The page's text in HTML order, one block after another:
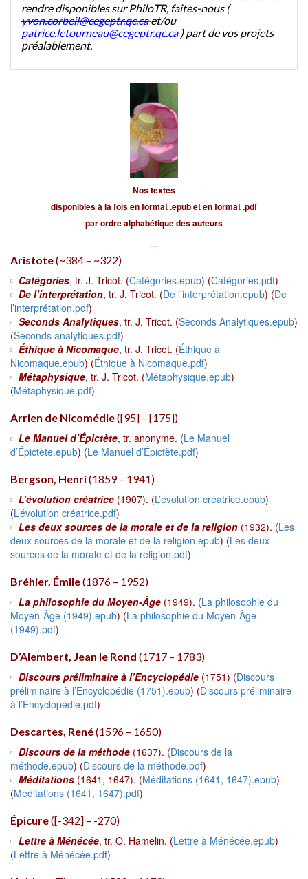
rendre disponibles sur PhiloTR, faites-nous (
yvon.corbeil@cegeptr.qc.ca et/ou
patrice.letourneau@cegeptr.qc.ca ) part de vos projets
préalablement.
Nos textes
disponibles à la fois en format .epub et en format .pdf
par ordre alphabétique des auteurs
Aristote(~384 – ~322)
Catégories, tr. J. Tricot. (Catégories.epub) (Catégories.pdf)
De l’interprétation, tr. J. Tricot. (De l’interprétation.epub) (De
l’interprétation.pdf)
Seconds Analytiques, tr. J. Tricot. (Seconds Analytiques.epub)
(Seconds analytiques.pdf)
Éthique à Nicomaque, tr. J. Tricot. (Éthique à
Nicomaque.epub) (Éthique à Nicomaque.pdf)
Métaphysique, tr. J. Tricot. (Métaphysique.epub)
(Métaphysique.pdf)
Arrien de Nicomédie([95] – [175])
Le Manuel d’Épictète, tr. anonyme. (Le Manuel
d’Épictète.epub) (Le Manuel d’Épictète.pdf)
Bergson, Henri(1859 – 1941)
L’évolution créatrice (1907). (L’évolution créatrice.epub)
(L’évolution créatrice.pdf)
Les deux sources de la morale et de la religion (1932). (Les
deux sources de la morale et de la religion.epub) (Les deux
sources de la morale et de la religion.pdf)
Bréhier, Émile(1876 – 1952)
La philosophie du Moyen-Âge (1949). (La philosophie du
Moyen-Âge (1949).epub) (La philosophie du Moyen-Âge
(1949).pdf)
D’Alembert, Jean le Rond (1717 – 1783)
Discours préliminaire à l’Encyclopédie (1751) (Discours
préliminaire à l’Encyclopédie (1751).epub) (Discours préliminaire
à l’Encyclopédie.pdf)
Descartes, René(1596 – 1650)
Discours de la méthode (1637). (Discours de la
méthode.epub) (Discours de la méthode.pdf)
Méditations (1641, 1647). (Méditations (1641, 1647).epub)
(Méditations (1641, 1647).pdf)
Épicure([-342] – -270)
Lettre à Ménécée, tr. O. Hamelin. (Lettre à Ménécée.epub)
(Lettre à Ménécée.pdf)